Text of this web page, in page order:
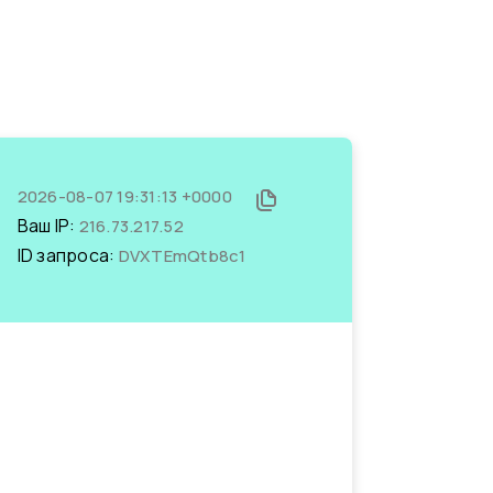
2026-08-07 19:31:13 +0000
Ваш IP: 216.73.217.52
ID запроса: DVXTEmQtb8c1